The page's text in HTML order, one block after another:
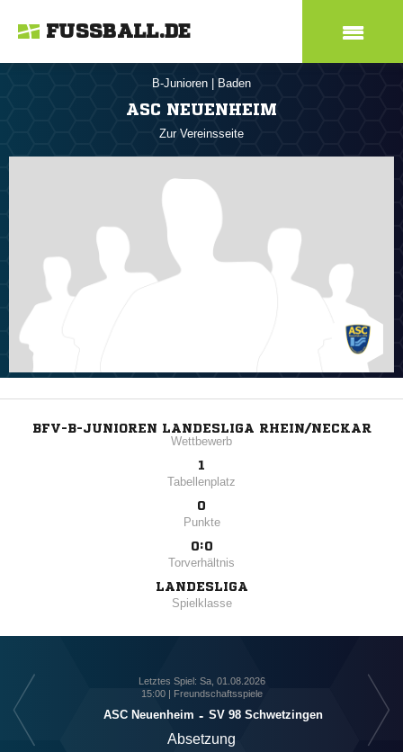
FUSSBALL.DE
B-Junioren Baden
ASC NEUENHEIM
Zur Vereinsseite
BFV-B-JUNIOREN LANDESLIGA RHEIN/NECKAR
Wettbewerb
1
Tabellenplatz
0
Punkte
0:0
Torverhältnis
LANDESLIGA
Spielklasse
Letztes Spiel: Sa, 01.08.2026
15:00 | Freundschaftsspiele
ASC Neuenheim - SV 98 Schwetzingen
Absetzung